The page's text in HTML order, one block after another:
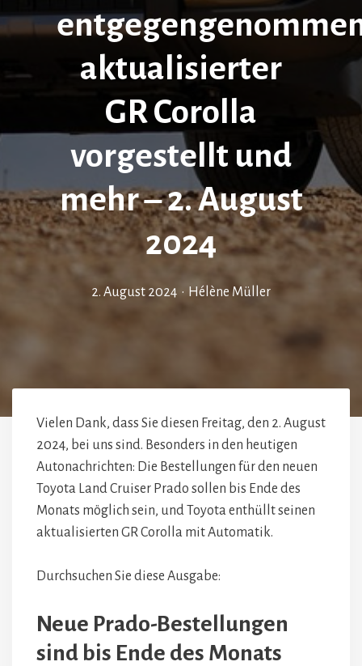
aktualisierter
GR Corolla
vorgestellt und
mehr – 2. August
2024
2. August 2024 • Hélène Müller
Vielen Dank, dass Sie diesen Freitag, den 2. August
2024, bei uns sind. Besonders in den heutigen
Autonachrichten: Die Bestellungen für den neuen
Toyota Land Cruiser Prado sollen bis Ende des
Monats möglich sein, und Toyota enthüllt seinen
aktualisierten GR Corolla mit Automatik.
Durchsuchen Sie diese Ausgabe:
Neue Prado-Bestellungen
sind bis Ende des Monats